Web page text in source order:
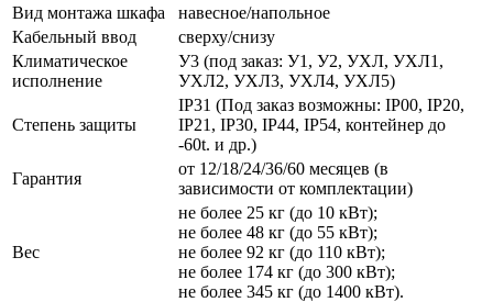
Вид монтажа шкафа
навесное/напольное
Кабельный ввод
сверху/снизу
Климатическое
исполнение
У3 (под заказ: У1, У2, УХЛ, УХЛ1,
УХЛ2, УХЛ3, УХЛ4, УХЛ5)
Степень защиты
IP31 (Под заказ возможны: IP00, IP20,
IP21, IP30, IP44, IP54, контейнер до
-60t. и др.)
Гарантия
от 12/18/24/36/60 месяцев (в
зависимости от комплектации)
Вес
не более 25 кг (до 10 кВт);
не более 48 кг (до 55 кВт);
не более 92 кг (до 110 кВт);
не более 174 кг (до 300 кВт);
не более 345 кг (до 1400 кВт).